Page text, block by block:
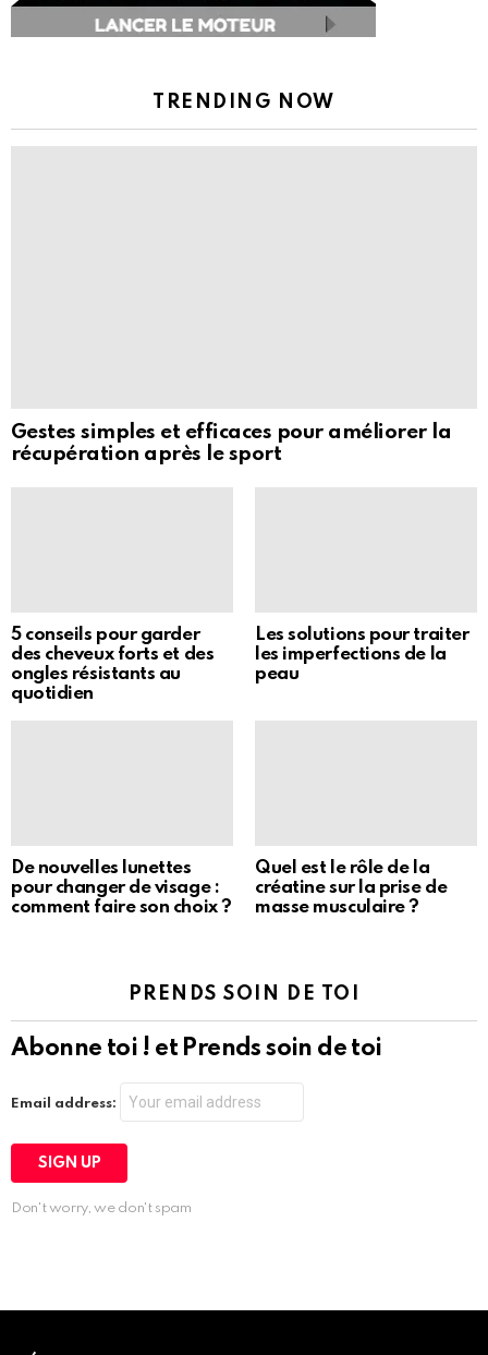
TRENDING NOW
Gestes simples et efficaces pour améliorer la
récupération après le sport
5 conseils pour garder
des cheveux forts et des
ongles résistants au
quotidien
Les solutions pour traiter
les imperfections de la
peau
De nouvelles lunettes
pour changer de visage :
comment faire son choix ?
Quel est le rôle de la
créatine sur la prise de
masse musculaire ?
PRENDS SOIN DE TOI
Abonne toi ! et Prends soin de toi
Email address:
Don't worry, we don't spam